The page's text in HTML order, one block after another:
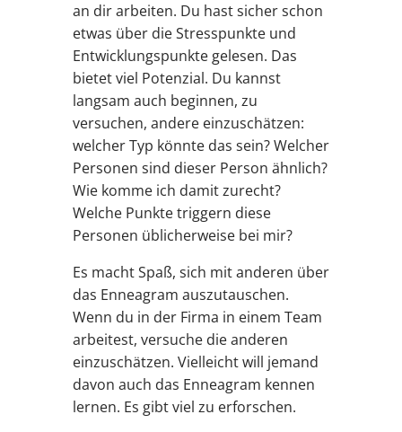
an dir arbeiten. Du hast sicher schon
etwas über die Stresspunkte und
Entwicklungspunkte gelesen. Das
bietet viel Potenzial. Du kannst
langsam auch beginnen, zu
versuchen, andere einzuschätzen:
welcher Typ könnte das sein? Welcher
Personen sind dieser Person ähnlich?
Wie komme ich damit zurecht?
Welche Punkte triggern diese
Personen üblicherweise bei mir?
Es macht Spaß, sich mit anderen über
das Enneagram auszutauschen.
Wenn du in der Firma in einem Team
arbeitest, versuche die anderen
einzuschätzen. Vielleicht will jemand
davon auch das Enneagram kennen
lernen. Es gibt viel zu erforschen.